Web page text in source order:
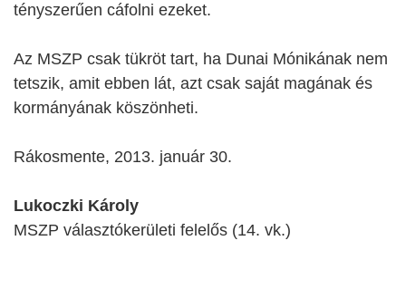
tényszerűen cáfolni ezeket.
Az MSZP csak tükröt tart, ha Dunai Mónikának nem
tetszik, amit ebben lát, azt csak saját magának és
kormányának köszönheti.
Rákosmente, 2013. január 30.
Lukoczki Károly
MSZP választókerületi felelős (14. vk.)